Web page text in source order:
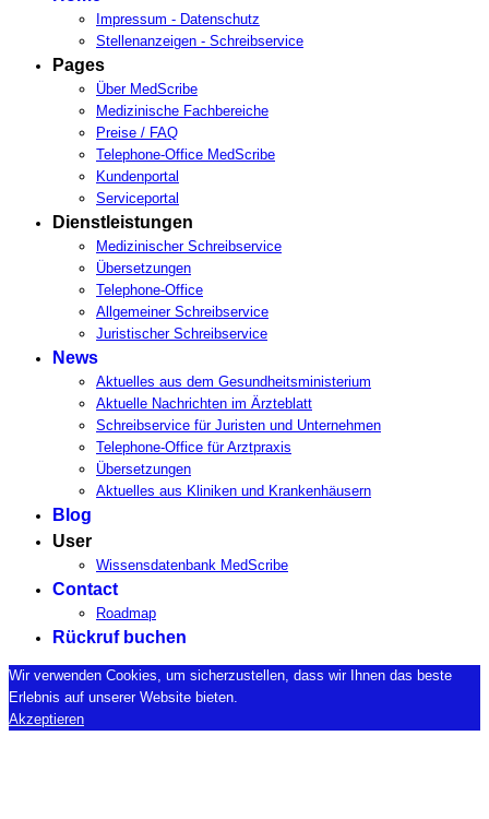
Impressum - Datenschutz
Stellenanzeigen - Schreibservice
Pages
Über MedScribe
Medizinische Fachbereiche
Preise / FAQ
Telephone-Office MedScribe
Kundenportal
Serviceportal
Dienstleistungen
Medizinischer Schreibservice
Übersetzungen
Telephone-Office
Allgemeiner Schreibservice
Juristischer Schreibservice
News
Aktuelles aus dem Gesundheitsministerium
Aktuelle Nachrichten im Ärzteblatt
Schreibservice für Juristen und Unternehmen
Telephone-Office für Arztpraxis
Übersetzungen
Aktuelles aus Kliniken und Krankenhäusern
Blog
User
Wissensdatenbank MedScribe
Contact
Roadmap
Rückruf buchen
Wir verwenden Cookies, um sicherzustellen, dass wir Ihnen das beste
Erlebnis auf unserer Website bieten.
Akzeptieren